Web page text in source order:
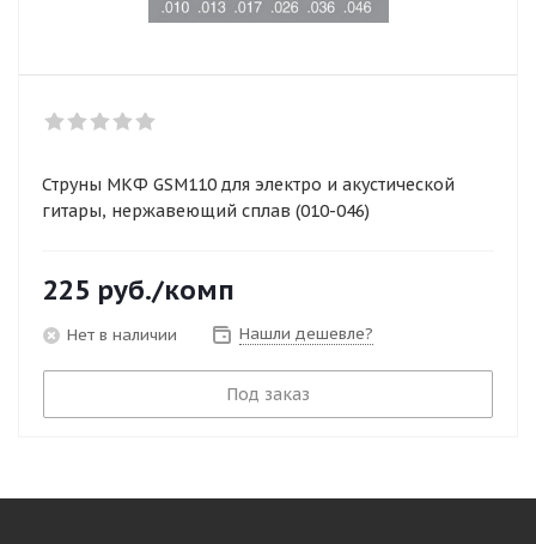
Струны МКФ GSM110 для электро и акустической
гитары, нержавеющий сплав (010-046)
225 руб./комп
Нет в наличии Нашли дешевле?
Под заказ